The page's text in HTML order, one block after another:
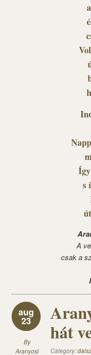
s
A
csak a
aug
23
By
Aranyosi
hát
Category: